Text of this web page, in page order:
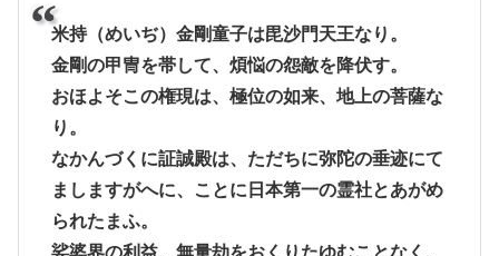
米持（めいぢ）金剛童子は毘沙門天王なり。
金剛の甲冑を帯して、煩悩の怨敵を降伏す。
おほよそこの権現は、極位の如来、地上の菩薩な
り。
なかんづくに証誠殿は、ただちに弥陀の垂迹にて
ましますがへに、ことに日本第一の霊社とあがめ
られたまふ。
娑婆界の利益、無量劫をおくりたゆむことなく、